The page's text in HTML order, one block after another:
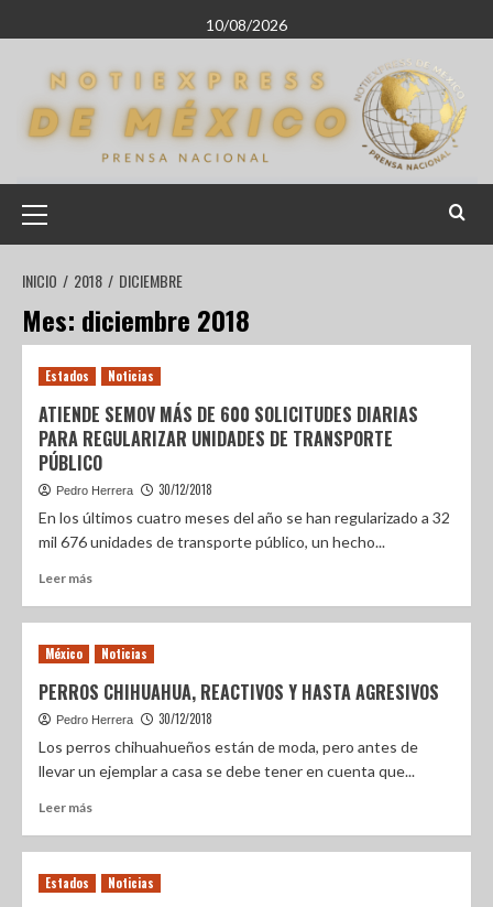
10/08/2026
INICIO 2018 DICIEMBRE
Mes: diciembre 2018
Estados Noticias
ATIENDE SEMOV MÁS DE 600 SOLICITUDES DIARIAS
PARA REGULARIZAR UNIDADES DE TRANSPORTE
PÚBLICO
Pedro Herrera 30/12/2018
En los últimos cuatro meses del año se han regularizado a 32
mil 676 unidades de transporte público, un hecho...
Leer más
México Noticias
PERROS CHIHUAHUA, REACTIVOS Y HASTA AGRESIVOS
Pedro Herrera 30/12/2018
Los perros chihuahueños están de moda, pero antes de
llevar un ejemplar a casa se debe tener en cuenta que...
Leer más
Estados Noticias